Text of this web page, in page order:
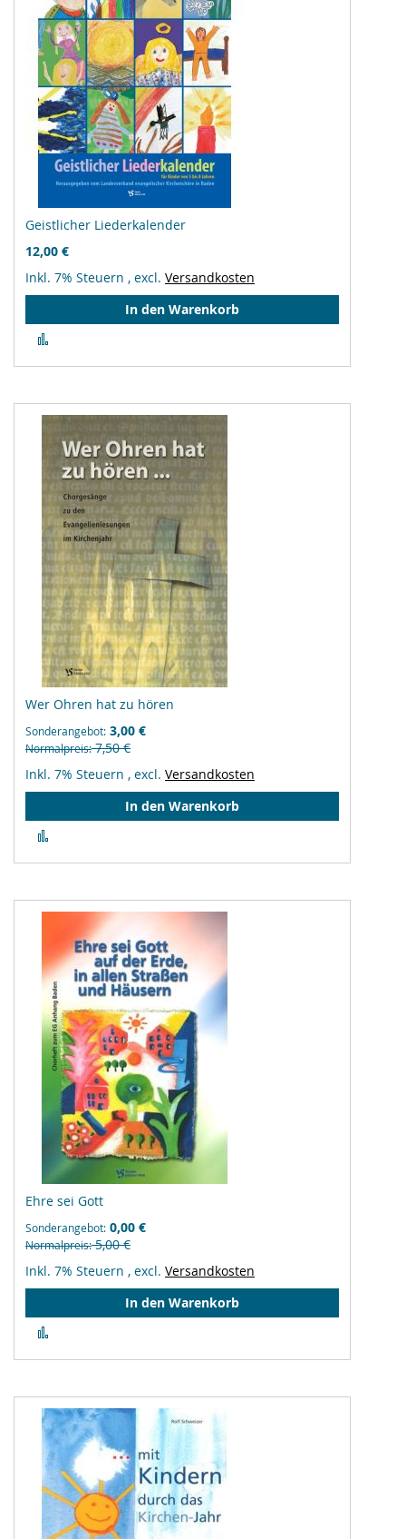
Geistlicher Liederkalender
12,00 €
Inkl. 7% Steuern , excl. Versandkosten
In den Warenkorb
hinzufügen
Wer Ohren hat zu hören
Sonderangebot 3,00 €
Normalpreis 7,50 €
Inkl. 7% Steuern , excl. Versandkosten
In den Warenkorb
hinzufügen
Ehre sei Gott
Sonderangebot 0,00 €
Normalpreis 5,00 €
Inkl. 7% Steuern , excl. Versandkosten
In den Warenkorb
hinzufügen